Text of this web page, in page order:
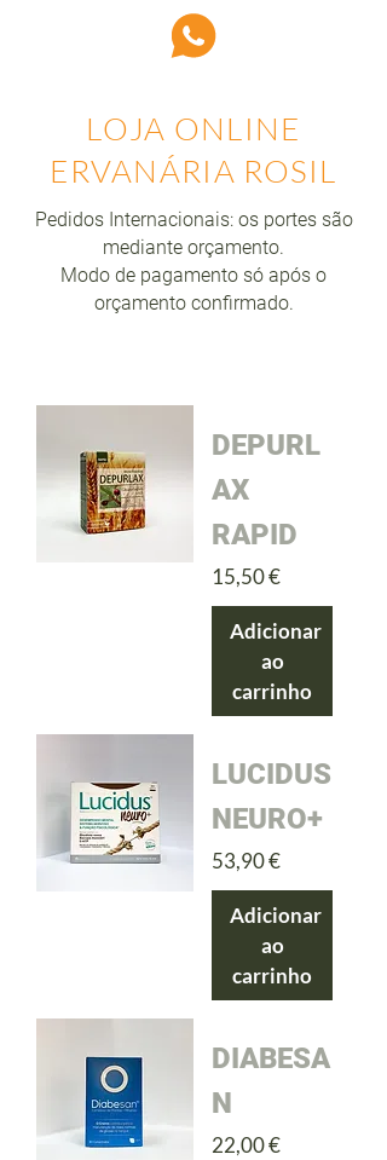
LOJA ONLINE
ERVANÁRIA ROSIL
Pedidos Internacionais: os portes são
mediante orçamento.
Modo de pagamento só após o
orçamento confirmado.
DEPURL
AX
RAPID
Preço
15,50 €
Adicionar
ao
carrinho
LUCIDUS
NEURO+
Preço
53,90 €
Adicionar
ao
carrinho
DIABESA
N
Preço
22,00 €